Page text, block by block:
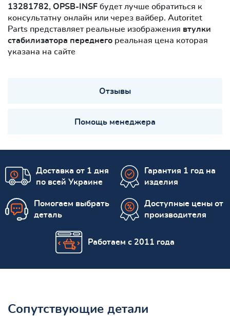
13281782, OPSB-INSF будет лучше обратиться к
консультатну онлайн или через вайбер. Autoritet
Parts представляет реальные изображения втулки
стабилизатора переднего реальная цена которая
указана на сайте
Отзывы
Помощь менеджера
Доставка от 1 дня
по всей Украине
Гарантия 1 год на
изделия
Помогаем выбрать
деталь
Доступные цены от
производителя
Работаем с 2011 года
Сопутствующие детали